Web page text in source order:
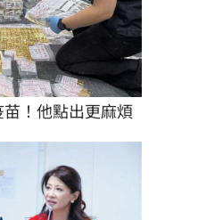
！他點出更麻煩